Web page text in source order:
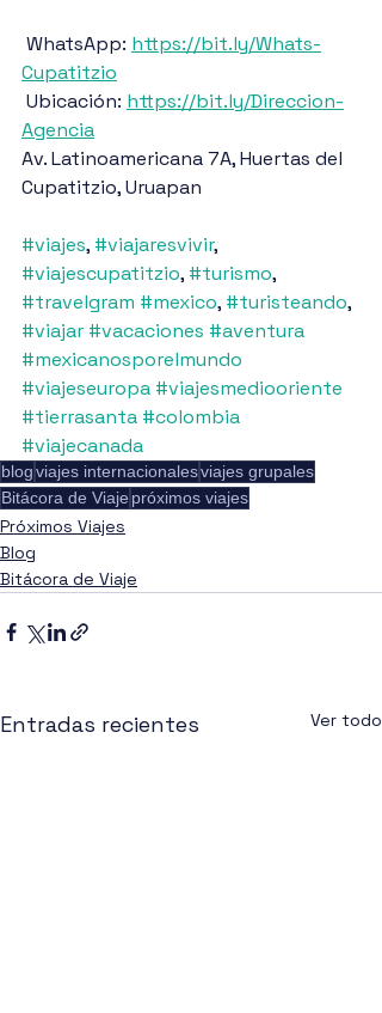
WhatsApp: https://bit.ly/Whats-
Cupatitzio
Ubicación: https://bit.ly/Direccion-
Agencia
Av. Latinoamericana 7A, Huertas del
Cupatitzio, Uruapan
#viajes, #viajaresvivir,
#viajescupatitzio, #turismo,
#travelgram #mexico, #turisteando,
#viajar #vacaciones #aventura
#mexicanosporelmundo
#viajeseuropa #viajesmediooriente
#tierrasanta #colombia
#viajecanada
blogviajes internacionalesviajes grupales
Bitácora de Viaje próximos viajes
Próximos Viajes
Blog
Bitácora de Viaje
Entradas recientes Ver todo